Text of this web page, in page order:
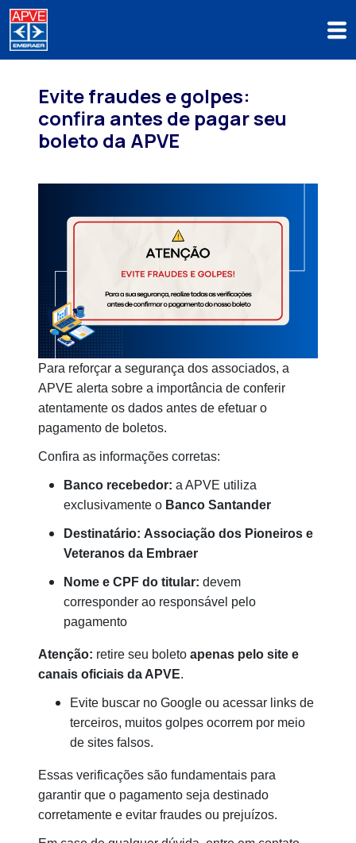
Evite fraudes e golpes:
confira antes de pagar seu
boleto da APVE
Para reforçar a segurança dos associados, a
APVE alerta sobre a importância de conferir
atentamente os dados antes de efetuar o
pagamento de boletos.
Confira as informações corretas:
Banco recebedor: a APVE utiliza
exclusivamente o Banco Santander
Destinatário: Associação dos Pioneiros e
Veteranos da Embraer
Nome e CPF do titular: devem
corresponder ao responsável pelo
pagamento
Atenção: retire seu boleto apenas pelo site e
canais oficiais da APVE.
Evite buscar no Google ou acessar links de
terceiros, muitos golpes ocorrem por meio
de sites falsos.
Essas verificações são fundamentais para
garantir que o pagamento seja destinado
corretamente e evitar fraudes ou prejuízos.